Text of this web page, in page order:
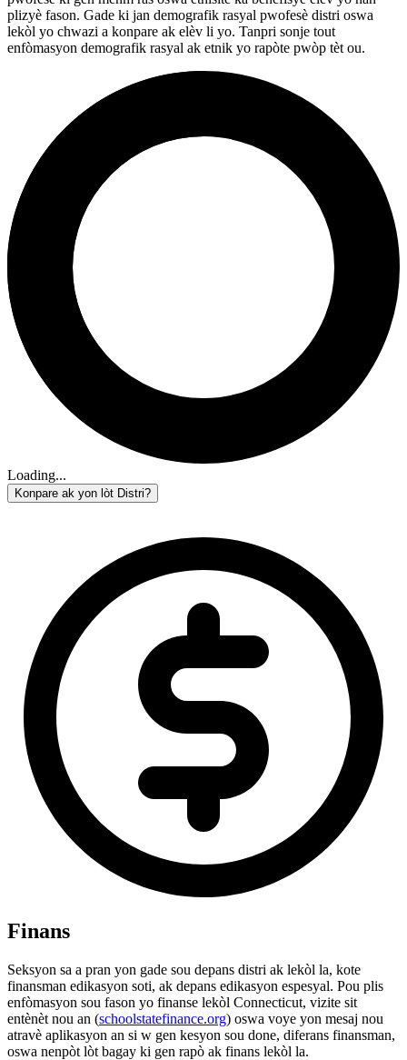
plizyè fason. Gade ki jan demografik rasyal pwofesè distri oswa
lekòl yo chwazi a konpare ak elèv li yo. Tanpri sonje tout
enfòmasyon demografik rasyal ak etnik yo rapòte pwòp tèt ou.
Loading...
Konpare ak yon lòt Distri?
Finans
Seksyon sa a pran yon gade sou depans distri ak lekòl la, kote
finansman edikasyon soti, ak depans edikasyon espesyal. Pou plis
enfòmasyon sou fason yo finanse lekòl Connecticut, vizite sit
entènèt nou an (schoolstatefinance.org) oswa voye yon mesaj nou
atravè aplikasyon an si w gen kesyon sou done, diferans finansman,
oswa nenpòt lòt bagay ki gen rapò ak finans lekòl la.